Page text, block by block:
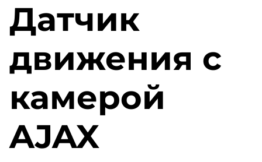
Датчик
движения с
камерой
AJAX